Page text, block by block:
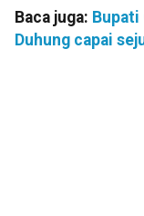
Baca juga: Bupati
Duhung capai